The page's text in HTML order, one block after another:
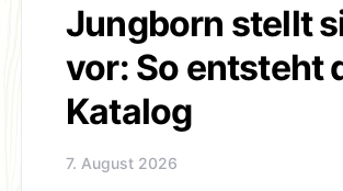
Jungborn stellt
vor: So entsteht
Katalog
7. August 2026